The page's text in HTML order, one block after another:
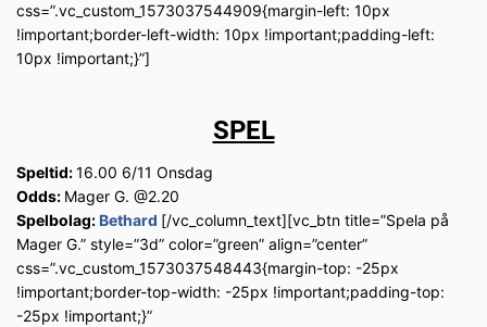
css=”.vc_custom_1573037544909{margin-left: 10px
!important;border-left-width: 10px !important;padding-left:
10px !important;}”]
SPEL
Speltid:16.00 6/11 Onsdag
Odds: Mager G. @2.20
Spelbolag:Bethard [/vc_column_text][vc_btn title=”Spela på
Mager G.” style=”3d” color=”green” align=”center”
css=”.vc_custom_1573037548443{margin-top: -25px
!important;border-top-width: -25px !important;padding-top:
-25px !important;}”